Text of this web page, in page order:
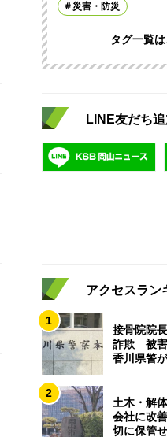
災害・防災
タグ一覧
LINE友だち
アクセスラン
1
接骨院院
詐欺 被
香川県警
2
土木・解
会社に改
切に保管